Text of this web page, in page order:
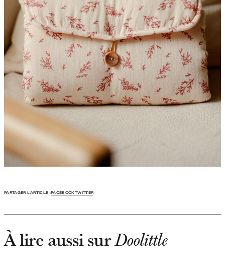
PARTAGER L'ARTICLE :FACEBOOK TWITTER
À lire aussi surDoolittle